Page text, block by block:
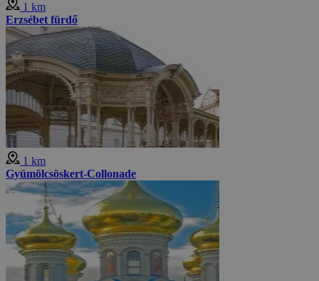
1 km
Erzsébet fürdő
1 km
Gyümölcsöskert-Collonade